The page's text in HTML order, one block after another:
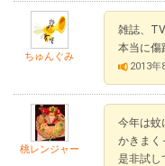
ちゅんぐみ
雑誌、
本当に傷
2013年
桃レンジャー
今年は蚊
かきまく
是非試し